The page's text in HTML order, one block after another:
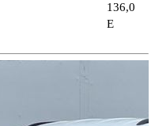
136,0
E